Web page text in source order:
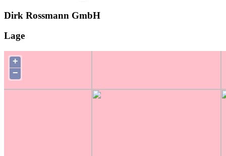
Dirk Rossmann GmbH
Lage
+
−